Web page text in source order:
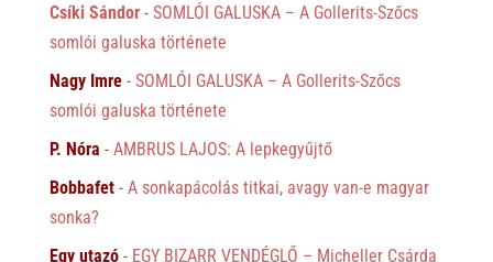
Csíki Sándor- SOMLÓI GALUSKA – A Gollerits-Szőcs
somlói galuska története
Nagy Imre- SOMLÓI GALUSKA – A Gollerits-Szőcs
somlói galuska története
P. Nóra - AMBRUS LAJOS: A lepkegyűjtő
Bobbafet- A sonkapácolás titkai, avagy van-e magyar
sonka?
Egy utazó- EGY BIZARR VENDÉGLŐ – Micheller Csárda